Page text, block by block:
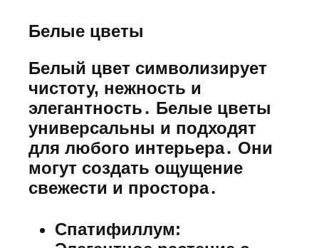
Белые цветы
Белый цвет символизирует
чистоту, нежность и
элегантность․ Белые цветы
универсальны и подходят
для любого интерьера․ Они
могут создать ощущение
свежести и простора․
Спатифиллум: